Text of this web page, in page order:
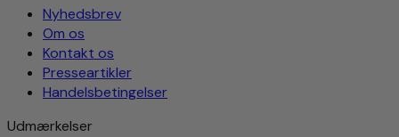
Nyhedsbrev
Om os
Kontakt os
Presseartikler
Handelsbetingelser
Udmærkelser